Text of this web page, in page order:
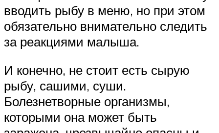
вводить рыбу в меню, но при этом
обязательно внимательно следить
за реакциями малыша.
И конечно, не стоит есть сырую
рыбу, сашими, суши.
Болезнетворные организмы,
которыми она может быть